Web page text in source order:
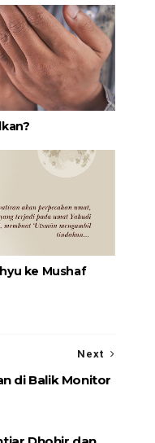
ke Mushaf
Next
di Balik Monitor